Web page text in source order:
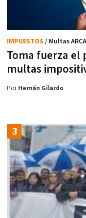
Toma fuerza el
multas
IMPUESTOS / Multas ARCA
PorHernán Gilardo